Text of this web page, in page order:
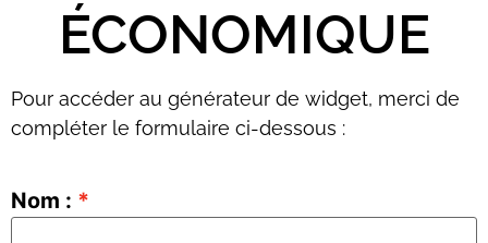
ÉCONOMIQUE
Pour accéder au générateur de widget, merci de
compléter le formulaire ci-dessous :
Nom :